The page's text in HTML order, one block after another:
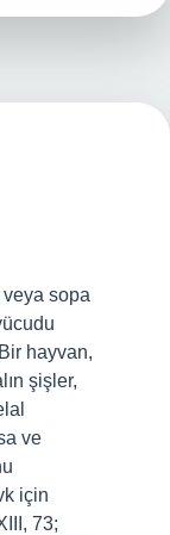
sopa
hayvan,
şişler,
ve
için
73;